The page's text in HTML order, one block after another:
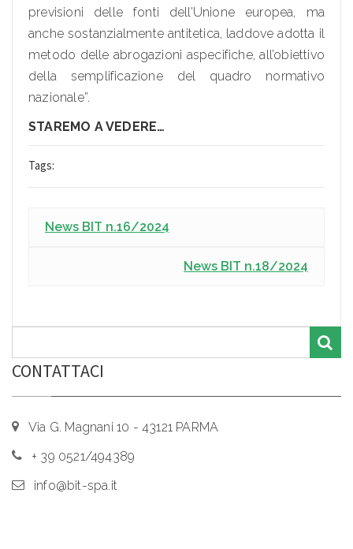
previsioni delle fonti dell’Unione europea, ma
anche sostanzialmente antitetica, laddove adotta il
metodo delle abrogazioni aspecifiche, all’obiettivo
della semplificazione del quadro normativo
nazionale”.
STAREMO A VEDERE…
Tags:
News BIT n.16/2024
News BIT n.18/2024
CONTATTACI
Via G. Magnani 10 - 43121 PARMA
+ 39 0521/494389
info@bit-spa.it